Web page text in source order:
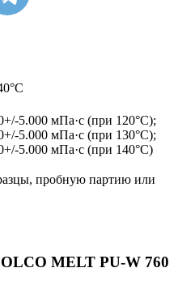
5.000 мПа·с (при 120°C);
5.000 мПа·с (при 130°C);
5.000 мПа·с (при 140°C)
пробную партию или
MELT PU-W 760